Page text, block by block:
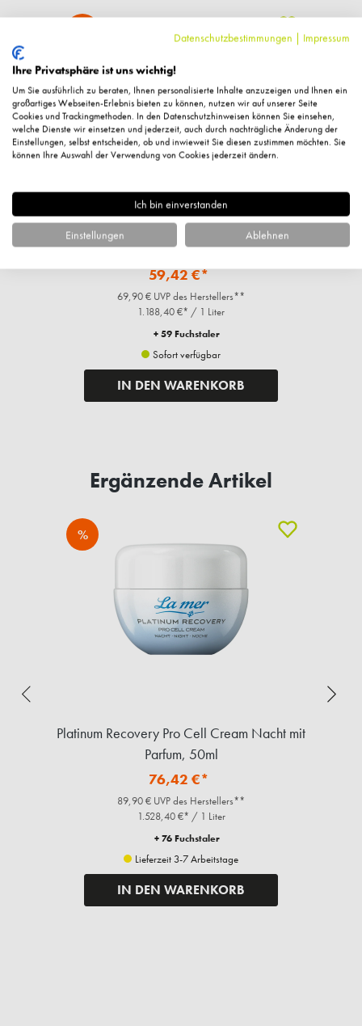
Bundle
Supreme Lift Anti Age Cream Tag o.P., 50ml
59,42 €*
69,90 € UVP des Herstellers**
1.188,40 €* / 1 Liter
+ 59 Fuchstaler
Sofort verfügbar
IN DEN WARENKORB
Ergänzende Artikel
%
Platinum Recovery Pro Cell Cream Nacht mit
Parfum, 50ml
76,42 €*
89,90 € UVP des Herstellers**
1.528,40 €* / 1 Liter
+ 76 Fuchstaler
Lieferzeit 3-7 Arbeitstage
IN DEN WARENKORB
Datenschutzbestimmungen | Impressum
Ihre Privatsphäre ist uns wichtig!
Um Sie ausführlich zu beraten, Ihnen personalisierte Inhalte anzuzeigen und Ihnen ein
großartiges Webseiten-Erlebnis bieten zu können, nutzen wir auf unserer Seite
Cookies und Trackingmethoden. In den Datenschutzhinweisen können Sie einsehen,
welche Dienste wir einsetzen und jederzeit, auch durch nachträgliche Änderung der
Einstellungen, selbst entscheiden, ob und inwieweit Sie diesen zustimmen möchten. Sie
können Ihre Auswahl der Verwendung von Cookies jederzeit ändern.
Ich bin einverstanden
Einstellungen Ablehnen